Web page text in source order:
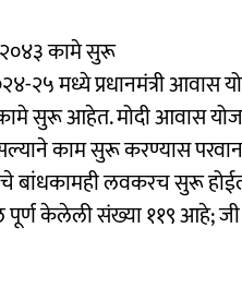
२०४३ कामे सुरू
२५ मध्ये प्रधानमंत्री आवास
सुरू आहेत. मोदी आवास
काम सुरू करण्यास
बांधकामही लवकरच सुरू
केलेली संख्या ११९ आहे; जी